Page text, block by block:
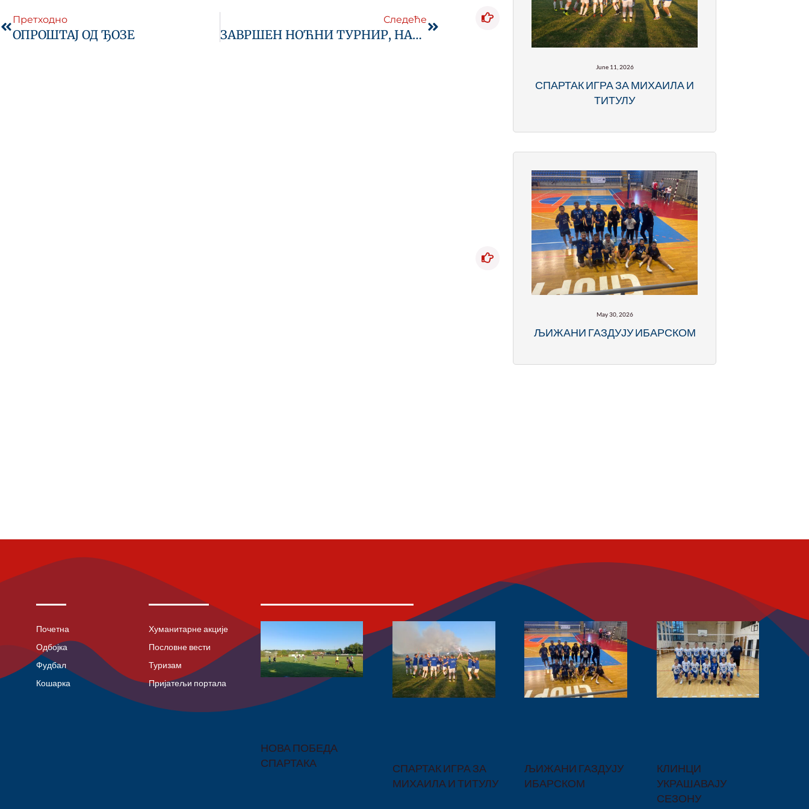
Претходно
ОПРОШТАЈ ОД ЂОЗЕ
Следеће
ЗАВРШЕН НОЋНИ ТУРНИР, НАГРАЂЕНЕ НАЈБОЉЕ ЕКИПЕ
June 11, 2026
СПАРТАК ИГРА ЗА МИХАИЛА И
ТИТУЛУ
May 30, 2026
ЉИЖАНИ ГАЗДУЈУ ИБАРСКОМ
Почетна
Одбојка
Фудбал
Кошарка
Хуманитарне акције
Пословне вести
Туризам
Пријатељи портала
НОВА ПОБЕДА
СПАРТАКА
СПАРТАК ИГРА ЗА
МИХАИЛА И ТИТУЛУ
ЉИЖАНИ ГАЗДУЈУ
ИБАРСКОМ
КЛИНЦИ
УКРАШАВАЈУ
СЕЗОНУ